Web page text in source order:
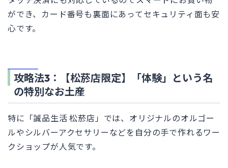
ができ、カード番号も裏面にあってセキュリティ面も安
心です。
攻略法3：【松菸店限定】「体験」という名
の特別なお土産
特に「誠品生活 松菸店」では、オリジナルのオルゴー
ルやシルバーアクセサリーなどを自分の手で作れるワー
クショップが人気です。